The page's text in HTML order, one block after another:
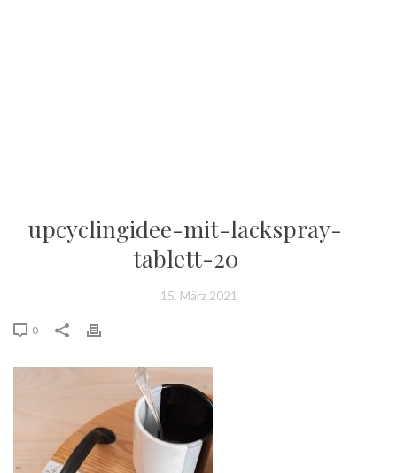
upcyclingidee-mit-lackspray-
tablett-20
15. März 2021
0